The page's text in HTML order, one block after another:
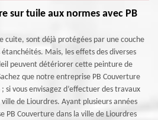
sur tuile aux normes avec PB
cuite, sont déjà protégées par une couche
Mais, les effets des diverses
peuvent détériorer cette peinture de
que notre entreprise PB Couverture
vous envisagez d’effectuer des travaux
de Liourdres. Ayant plusieurs années
PB Couverture dans la ville de Liourdres